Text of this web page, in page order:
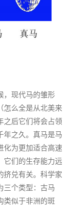
，现代马的雏形
么全是从北美来
之后它们将会占领
年之久。真马是马
化为更加适合高速
它们的生存能力远
挤兑有关。科学家
三个类型：古马
类似于非洲的斑